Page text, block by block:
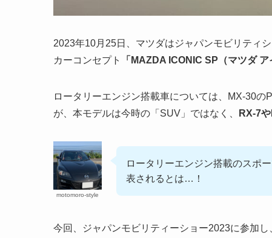
2023年10月25日、マツダはジャパンモビリティ
カーコンセプト
「MAZDA ICONIC SP（マツダ ア
ロータリーエンジン搭載車については、MX-30
が、本モデルは今時の「SUV」ではなく、
RX-7
motomoro-style
ロータリーエンジン搭載のスポ
表されるとは…！
今回、ジャパンモビリティーショー2023に参加し